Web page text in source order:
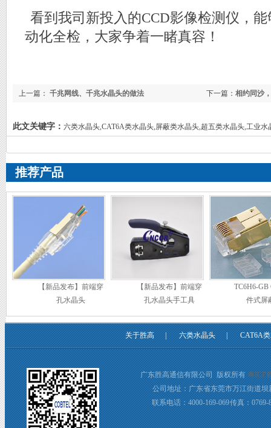
看到我司新投入的CCD影像检测仪，
动化全检，大家争着一睹真容！
下一篇： 相约同沙
上一篇： 千兆网线、千兆水晶头的做法
此文关键字： 六类水晶头,CAT6A类水晶头,屏蔽类水晶头,超五类水晶头,工业水
推荐产品
【新品发布】前端穿
孔水晶头
【新品发布】前端穿
孔水晶头手工具
TC6H6-GB
件式屏
尾夹
关于胜高
| 六类水晶头 | CAT6A
广东胜高通信有限公司 版权所有粤ICP
公司地址：广东省东莞市万江街道坝
联系电话：4000-169-069 传真：0769-